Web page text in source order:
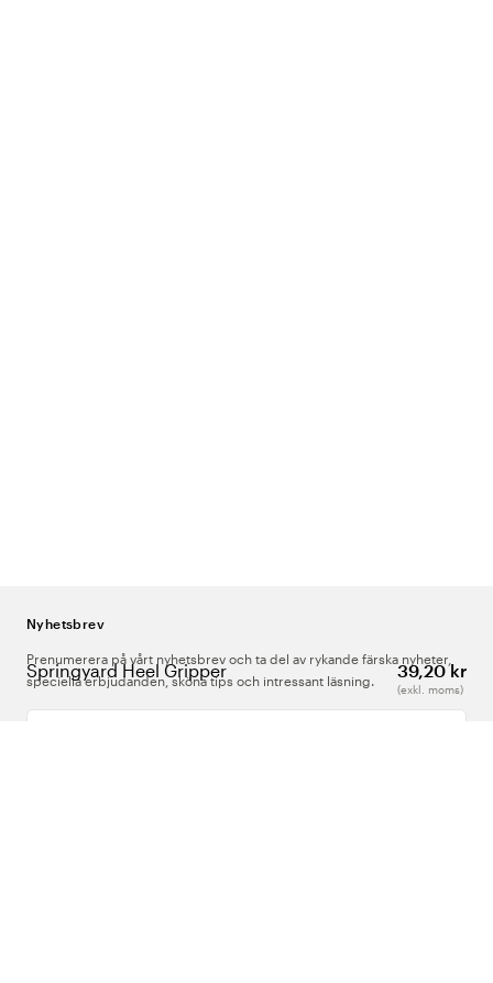
Springyard Heel Gripper 39,20 kr
(exkl. moms)
Nyhetsbrev
Prenumerera på vårt nyhetsbrev och ta del av rykande färska nyheter,
speciella erbjudanden, sköna tips och intressant läsning.
Ange din e-postadress